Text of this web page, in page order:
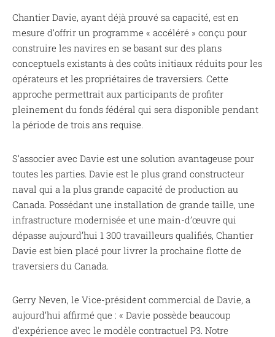
Chantier Davie, ayant déjà prouvé sa capacité, est en
mesure d’offrir un programme « accéléré » conçu pour
construire les navires en se basant sur des plans
conceptuels existants à des coûts initiaux réduits pour les
opérateurs et les propriétaires de traversiers. Cette
approche permettrait aux participants de profiter
pleinement du fonds fédéral qui sera disponible pendant
la période de trois ans requise.
S’associer avec Davie est une solution avantageuse pour
toutes les parties. Davie est le plus grand constructeur
naval qui a la plus grande capacité de production au
Canada. Possédant une installation de grande taille, une
infrastructure modernisée et une main-d’œuvre qui
dépasse aujourd’hui 1 300 travailleurs qualifiés, Chantier
Davie est bien placé pour livrer la prochaine flotte de
traversiers du Canada.
Gerry Neven, le Vice-président commercial de Davie, a
aujourd’hui affirmé que : « Davie possède beaucoup
d’expérience avec le modèle contractuel P3. Notre